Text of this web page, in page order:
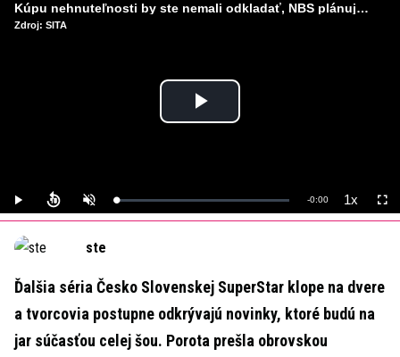
Play
Play UnmuteLoaded:
0%
Remaining
-0:00 1xPlayback
Rate
Kúpu nehnuteľnosti by ste nemali odkladať, NBS plánuje sprísniť pravidlá pri hypotékach
Zdroj: SITA
ste
Ďalšia séria Česko Slovenskej SuperStar klope na dvere
a tvorcovia postupne odkrývajú novinky, ktoré budú na
jar súčasťou celej šou. Porota prešla obrovskou